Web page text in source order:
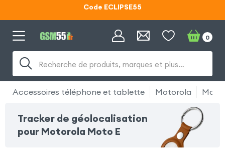
Code ECLIPSE55
Code ECLIPSE55
Recherche de produits, marques et plus…
0
Accessoires téléphone et tablette Motorola
Tracker de géolocalisation
pour Motorola Moto E